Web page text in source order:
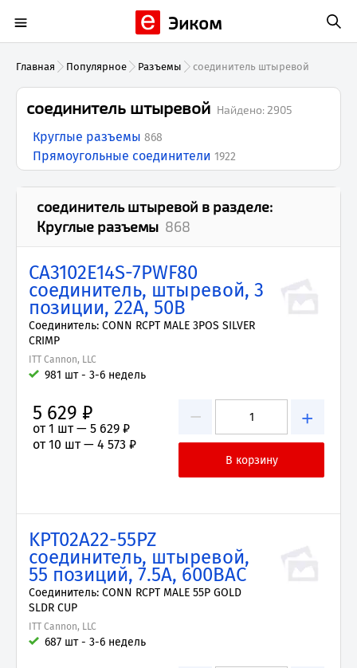
Эиком
Главная Популярное Разъемы соединитель штыревой
соединитель штыревой Найдено: 2905
Круглые разъемы 868
Прямоугольные соединители 1922
соединитель штыревой в разделе:
Круглые разъемы 868
CA3102E14S-7PWF80
соединитель, штыревой, 3
позиции, 22А, 50В
Соединитель: CONN RCPT MALE 3POS SILVER
CRIMP
ITT Cannon, LLC
981 шт - 3-6 недель
− +
5 629 ₽
от 1 шт — 5 629 ₽
от 10 шт — 4 573 ₽
KPT02A22-55PZ
соединитель, штыревой,
55 позиций, 7.5А, 600ВAC
Соединитель: CONN RCPT MALE 55P GOLD
SLDR CUP
ITT Cannon, LLC
687 шт - 3-6 недель